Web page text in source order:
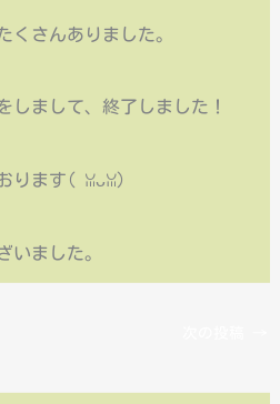
くさんありました。
しまして、終了しました！
ります(⁠ ⁠ꈍ⁠ᴗ⁠ꈍ⁠)
いました。